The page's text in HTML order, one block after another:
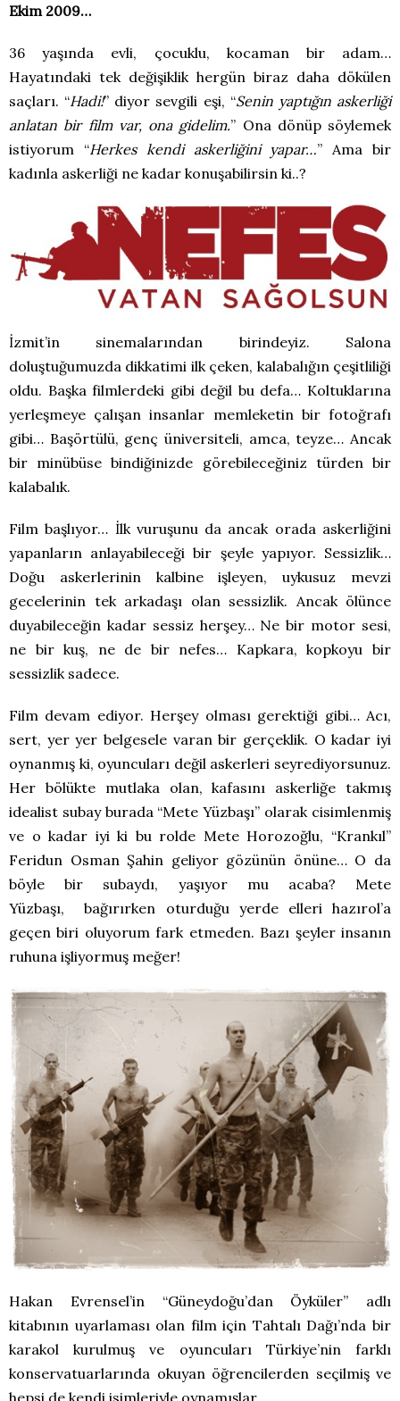
Ekim 2009…
36 yaşında evli, çocuklu, kocaman bir adam…
Hayatındaki tek değişiklik hergün biraz daha dökülen
saçları. “Hadi!” diyor sevgili eşi, “Senin yaptığın askerliği
anlatan bir film var, ona gidelim.” Ona dönüp söylemek
istiyorum “Herkes kendi askerliğini yapar…” Ama bir
kadınla askerliği ne kadar konuşabilirsin ki..?
İzmit’in sinemalarından birindeyiz. Salona
doluştuğumuzda dikkatimi ilk çeken, kalabalığın çeşitliliği
oldu. Başka filmlerdeki gibi değil bu defa… Koltuklarına
yerleşmeye çalışan insanlar memleketin bir fotoğrafı
gibi… Başörtülü, genç üniversiteli, amca, teyze… Ancak
bir minübüse bindiğinizde görebileceğiniz türden bir
kalabalık.
Film başlıyor… İlk vuruşunu da ancak orada askerliğini
yapanların anlayabileceği bir şeyle yapıyor. Sessizlik…
Doğu askerlerinin kalbine işleyen, uykusuz mevzi
gecelerinin tek arkadaşı olan sessizlik. Ancak ölünce
duyabileceğin kadar sessiz herşey… Ne bir motor sesi,
ne bir kuş, ne de bir nefes… Kapkara, kopkoyu bir
sessizlik sadece.
Film devam ediyor. Herşey olması gerektiği gibi… Acı,
sert, yer yer belgesele varan bir gerçeklik. O kadar iyi
oynanmış ki, oyuncuları değil askerleri seyrediyorsunuz.
Her bölükte mutlaka olan, kafasını askerliğe takmış
idealist subay burada “Mete Yüzbaşı” olarak cisimlenmiş
ve o kadar iyi ki bu rolde Mete Horozoğlu, “Krankıl”
Feridun Osman Şahin geliyor gözünün önüne… O da
böyle bir subaydı, yaşıyor mu acaba? Mete
Yüzbaşı, bağırırken oturduğu yerde elleri hazırol’a
geçen biri oluyorum fark etmeden. Bazı şeyler insanın
ruhuna işliyormuş meğer!
Hakan Evrensel’in “Güneydoğu’dan Öyküler” adlı
kitabının uyarlaması olan film için Tahtalı Dağı’nda bir
karakol kurulmuş ve oyuncuları Türkiye’nin farklı
konservatuarlarında okuyan öğrencilerden seçilmiş ve
hepsi de kendi isimleriyle oynamışlar.